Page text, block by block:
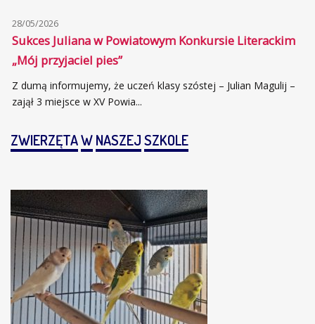
28/05/2026
Sukces Juliana w Powiatowym Konkursie Literackim
„Mój przyjaciel pies”
Z dumą informujemy, że uczeń klasy szóstej – Julian Magulij –
zajął 3 miejsce w XV Powia...
ZWIERZĘTAWNASZEJSZKOLE